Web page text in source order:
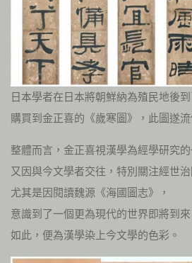
日本學者在日本將朝鮮納為殖民地後到
購買到金正喜的《歲寒圖》，此圖遂流
整體而言，金正喜視漢學為經學研究的
又因與今文學者交往，特別關注經世
尤其是因閱讀魏源《海國圖志》，
意識到了一個更為現代的世界即將到來
如此，便為漢學染上今文學的色彩。